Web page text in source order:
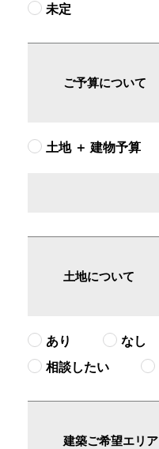
未定
ご予算について
土地 ＋ 建物予算
土地について
あり なし
相談したい
建築ご希望エリア